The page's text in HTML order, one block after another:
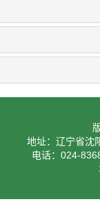
地址：辽宁省沈
电话：024-